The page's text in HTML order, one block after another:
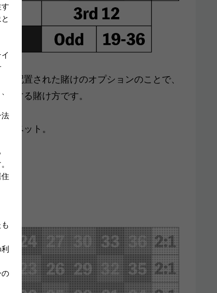
に配置された賭けのオプションのことで、
する賭け方です。
ベット。
法
の